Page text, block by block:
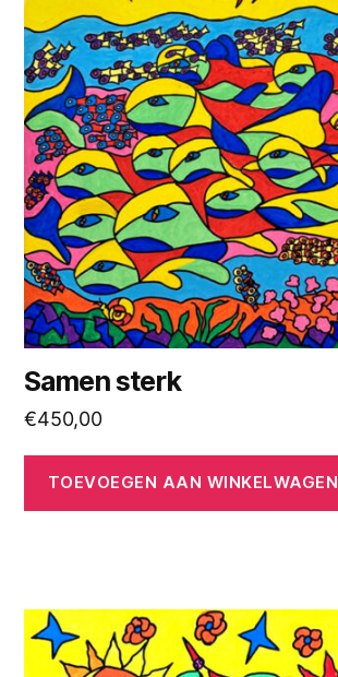
Samen sterk
€450,00
TOEVOEGEN AAN WINKELWAGEN